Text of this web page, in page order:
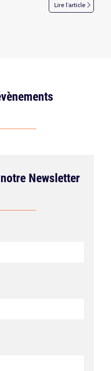
Lire l’article
Newsletter